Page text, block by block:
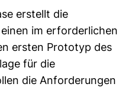
erstellt die
im erforderlichen
ersten Prototyp des
für die
die Anforderungen